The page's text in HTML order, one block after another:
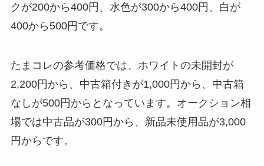
クが200から400円、水色が300から400円、白が
400から500円です。
たまコレの参考価格では、ホワイトの未開封が
2,200円から、中古箱付きが1,000円から、中古箱
なしが500円からとなっています。オークション相
場では中古品が300円から、新品未使用品が3,000
円からです。